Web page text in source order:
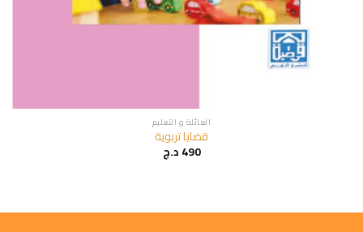
العائلة و التعليم
قضايا تربوية
490د.ج